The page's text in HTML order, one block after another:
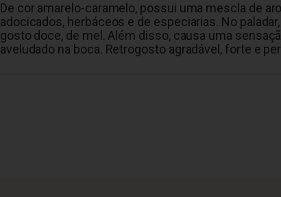
De cor amarelo-caramelo, possui uma mescla de
adocicados, herbáceos e de especiarias. No
gosto doce, de mel. Além disso, causa uma
aveludado na boca. Retrogosto agradável, forte e